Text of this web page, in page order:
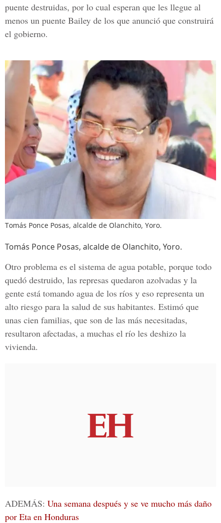
puente destruidas, por lo cual esperan que les llegue al
menos un puente Bailey de los que anunció que construirá
el gobierno.
Tomás Ponce Posas, alcalde de Olanchito, Yoro.
Tomás Ponce Posas, alcalde de Olanchito, Yoro.
Otro problema es el sistema de agua potable, porque todo
quedó destruido, las represas quedaron azolvadas y la
gente está tomando agua de los ríos y eso representa un
alto riesgo para la salud de sus habitantes. Estimó que
unas cien familias, que son de las más necesitadas,
resultaron afectadas, a muchas el río les deshizo la
vivienda.
ADEMÁS: Una semana después y se ve mucho más daño
por Eta en Honduras